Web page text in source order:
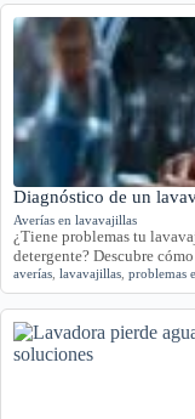
Diagnóstico de un
Averías en lavavajillas
¿Tiene problemas tu
detergente? Descubre
averías lavavajillas problemas